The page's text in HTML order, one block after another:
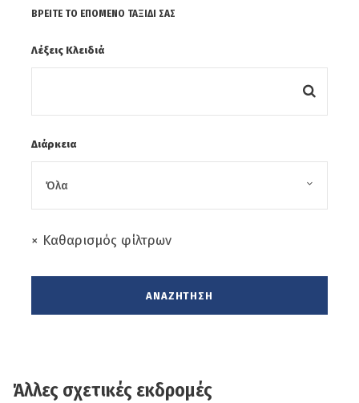
ΒΡΕΊΤΕ ΤΟ ΕΠΌΜΕΝΟ ΤΑΞΊΔΙ ΣΑΣ
Λέξεις Κλειδιά
Διάρκεια
× Καθαρισμός φίλτρων
Πειραιάς:
ΠΑΠΙΓΚΟ
στην πλαγιά της Τύμφης, και σε υψόμετρο που
Άλλες σχετικές εκδρομές